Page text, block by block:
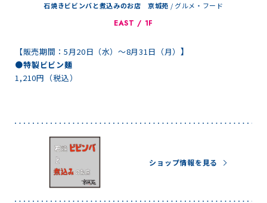
石焼きビビンバと煮込みのお店 京城苑 / グルメ・フード
EAST / 1F
【販売期間：5月20日（水）～8月31日（月） 】
●特製ビビン麺
1,210円（税込）
ショップ情報を見る